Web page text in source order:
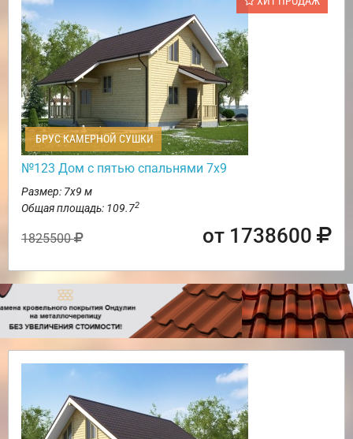
БРУС КАМЕРНОЙ СУШКИ
№123 Дом с пятью спальнями 7х9
Размер: 7х9 м
Общая площадь: 109.72
1825500 от 1738600